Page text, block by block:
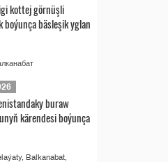
kottej görnüşli
bäsleşik yglan
buraw
kärendesi boýunça
Balkanabat,